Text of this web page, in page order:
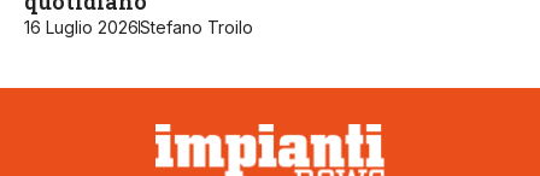
16 Luglio 2026Stefano Troilo